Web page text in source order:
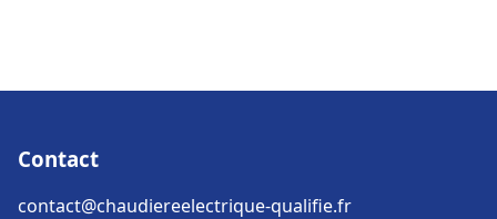
Contact
contact@chaudiereelectrique-qualifie.fr